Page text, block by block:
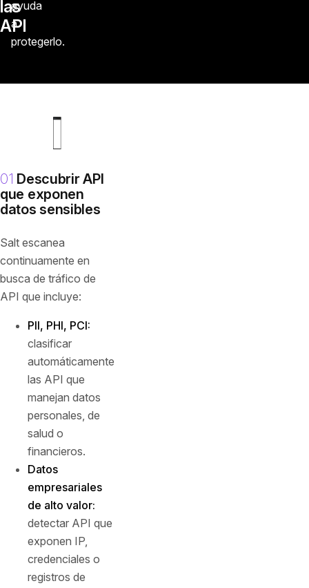
las
API
ayuda
a
protegerlo.
01 Descubrir API
que exponen
datos sensibles
Salt escanea
continuamente en
busca de tráfico de
API que incluye:
PII, PHI, PCI:
clasificar
automáticamente
las API que
manejan datos
personales, de
salud o
financieros.
Datos
empresariales
de alto valor:
detectar API que
exponen IP,
credenciales o
registros de